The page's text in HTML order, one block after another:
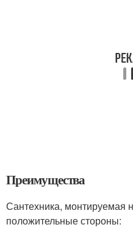
Преимущества
Сантехника, монтируемая
положительные стороны: